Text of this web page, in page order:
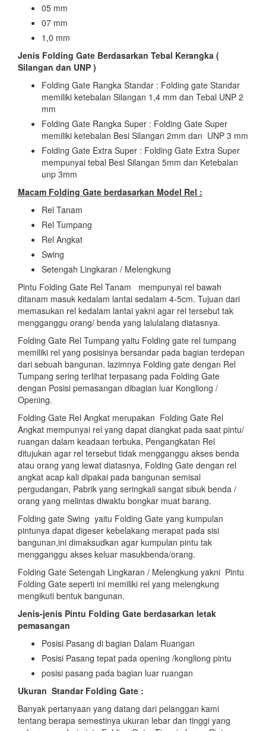
05 mm
07 mm
1,0 mm
Jenis Folding Gate Berdasarkan Tebal Kerangka (
Silangan dan UNP )
Folding Gate Rangka Standar : Folding gate Standar
memiliki ketebalan Silangan 1,4 mm dan Tebal UNP 2
mm
Folding Gate Rangka Super : Folding Gate Super
memiliki ketebalan Besi Silangan 2mm dan UNP 3 mm
Folding Gate Extra Super : Folding Gate Extra Super
mempunyai tebal Besi Silangan 5mm dan Ketebalan
unp 3mm
Macam Folding Gate berdasarkan Model Rel :
Rel Tanam
Rel Tumpang
Rel Angkat
Swing
Setengah Lingkaran / Melengkung
Pintu Folding Gate Rel Tanam mempunyai rel bawah
ditanam masuk kedalam lantai sedalam 4-5cm. Tujuan dari
memasukan rel kedalam lantai yakni agar rel tersebut tak
mengganggu orang/ benda yang lalulalang diatasnya.
Folding Gate Rel Tumpang yaitu Folding gate rel tumpang
memiliki rel yang posisinya bersandar pada bagian terdepan
dari sebuah bangunan. lazimnya Folding gate dengan Rel
Tumpang sering terlihat terpasang pada Folding Gate
dengan Posisi pemasangan dibagian luar Kongliong /
Opening.
Folding Gate Rel Angkat merupakan Folding Gate Rel
Angkat mempunyai rel yang dapat diangkat pada saat pintu/
ruangan dalam keadaan terbuka, Pengangkatan Rel
ditujukan agar rel tersebut tidak mengganggu akses benda
atau orang yang lewat diatasnya, Folding Gate dengan rel
angkat acap kali dipakai pada bangunan semisal
pergudangan, Pabrik yang seringkali sangat sibuk benda /
orang yang melintas diwaktu bongkar muat barang.
Folding gate Swing yaitu Folding Gate yang kumpulan
pintunya dapat digeser kebelakang merapat pada sisi
bangunan,ini dimaksudkan agar kumpulan pintu tak
mengganggu akses keluar masukbenda/orang.
Folding Gate Setengah Lingkaran / Melengkung yakni Pintu
Folding Gate seperti ini memiliki rel yang melengkung
mengikuti bentuk bangunan.
Jenis-jenis Pintu Folding Gate berdasarkan letak
pemasangan
Posisi Pasang di bagian Dalam Ruangan
Posisi Pasang tepat pada opening /kongliong pintu
posisi pasang pada bagian luar ruangan
Ukuran Standar Folding Gate :
Banyak pertanyaan yang datang dari pelanggan kami
tentang berapa semestinya ukuran lebar dan tinggi yang